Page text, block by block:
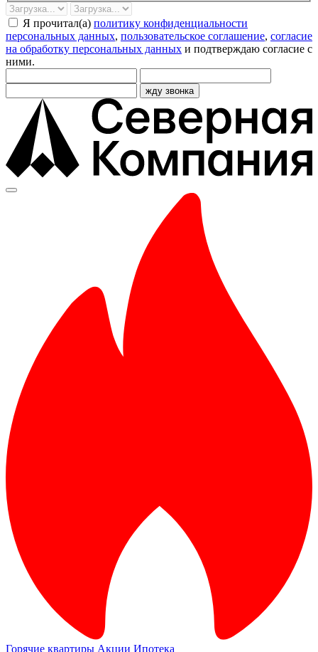
Дата
звонка
Время
Я прочитал(а) политику конфиденциальности
персональных данных, пользовательское соглашение, согласие
на обработку персональных данных и подтверждаю согласие с
ними.
жду звонка
Горячие квартиры Акции Ипотека